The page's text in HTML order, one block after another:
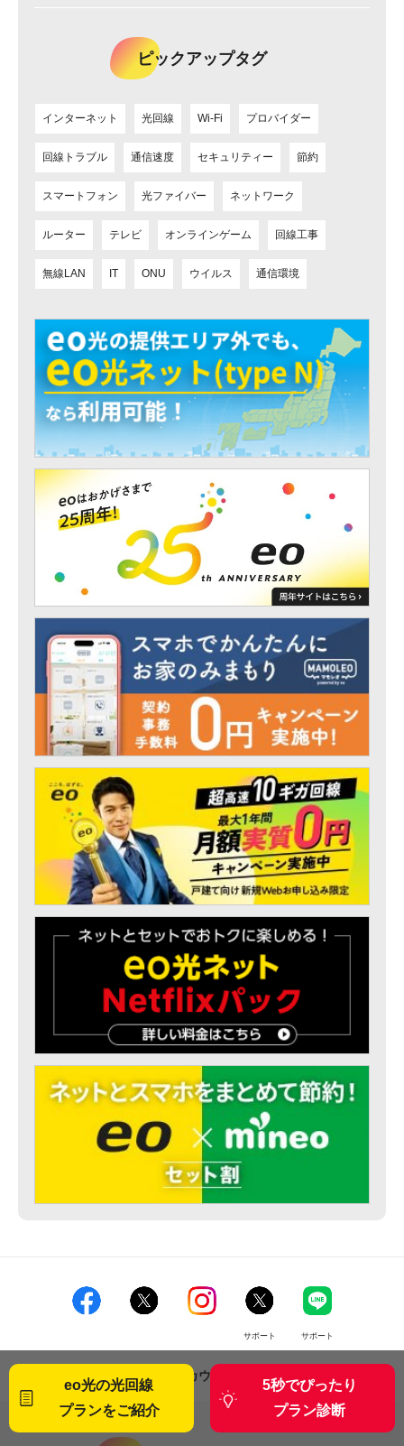
ピックアップタグ
インターネット 光回線 Wi-Fi プロバイダー
回線トラブル 通信速度 セキュリティー 節約
スマートフォン 光ファイバー ネットワーク
ルーター テレビ オンラインゲーム 回線工事
無線LAN IT ONU ウイルス 通信環境
サポート サポート
SNS公式アカウント一覧
eo光の光回線
プランをご紹介
5秒でぴったり
プラン診断